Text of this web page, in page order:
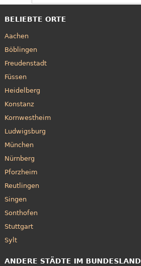
BELIEBTE ORTE
Aachen
Böblingen
Freudenstadt
Füssen
Heidelberg
Konstanz
Kornwestheim
Ludwigsburg
München
Nürnberg
Pforzheim
Reutlingen
Singen
Sonthofen
Stuttgart
Sylt
ANDERE STÄDTE IM BUNDESLAND